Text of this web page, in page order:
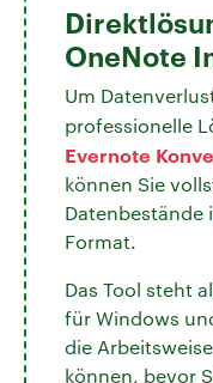
OneNote
Um
professionelle
Evernote
können Sie
Datenbestände
Format.
Das Tool steht
für Windows
die
können, bevor